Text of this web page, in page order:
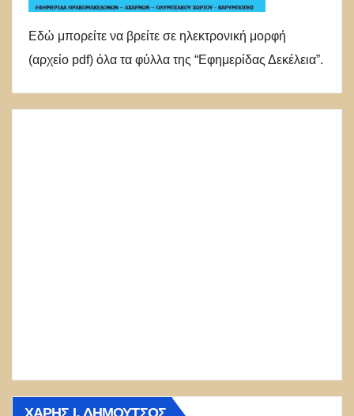
Εδώ μπορείτε να βρείτε σε ηλεκτρονική μορφή
(αρχείο pdf) όλα τα φύλλα της “Εφημερίδας Δεκέλεια”.